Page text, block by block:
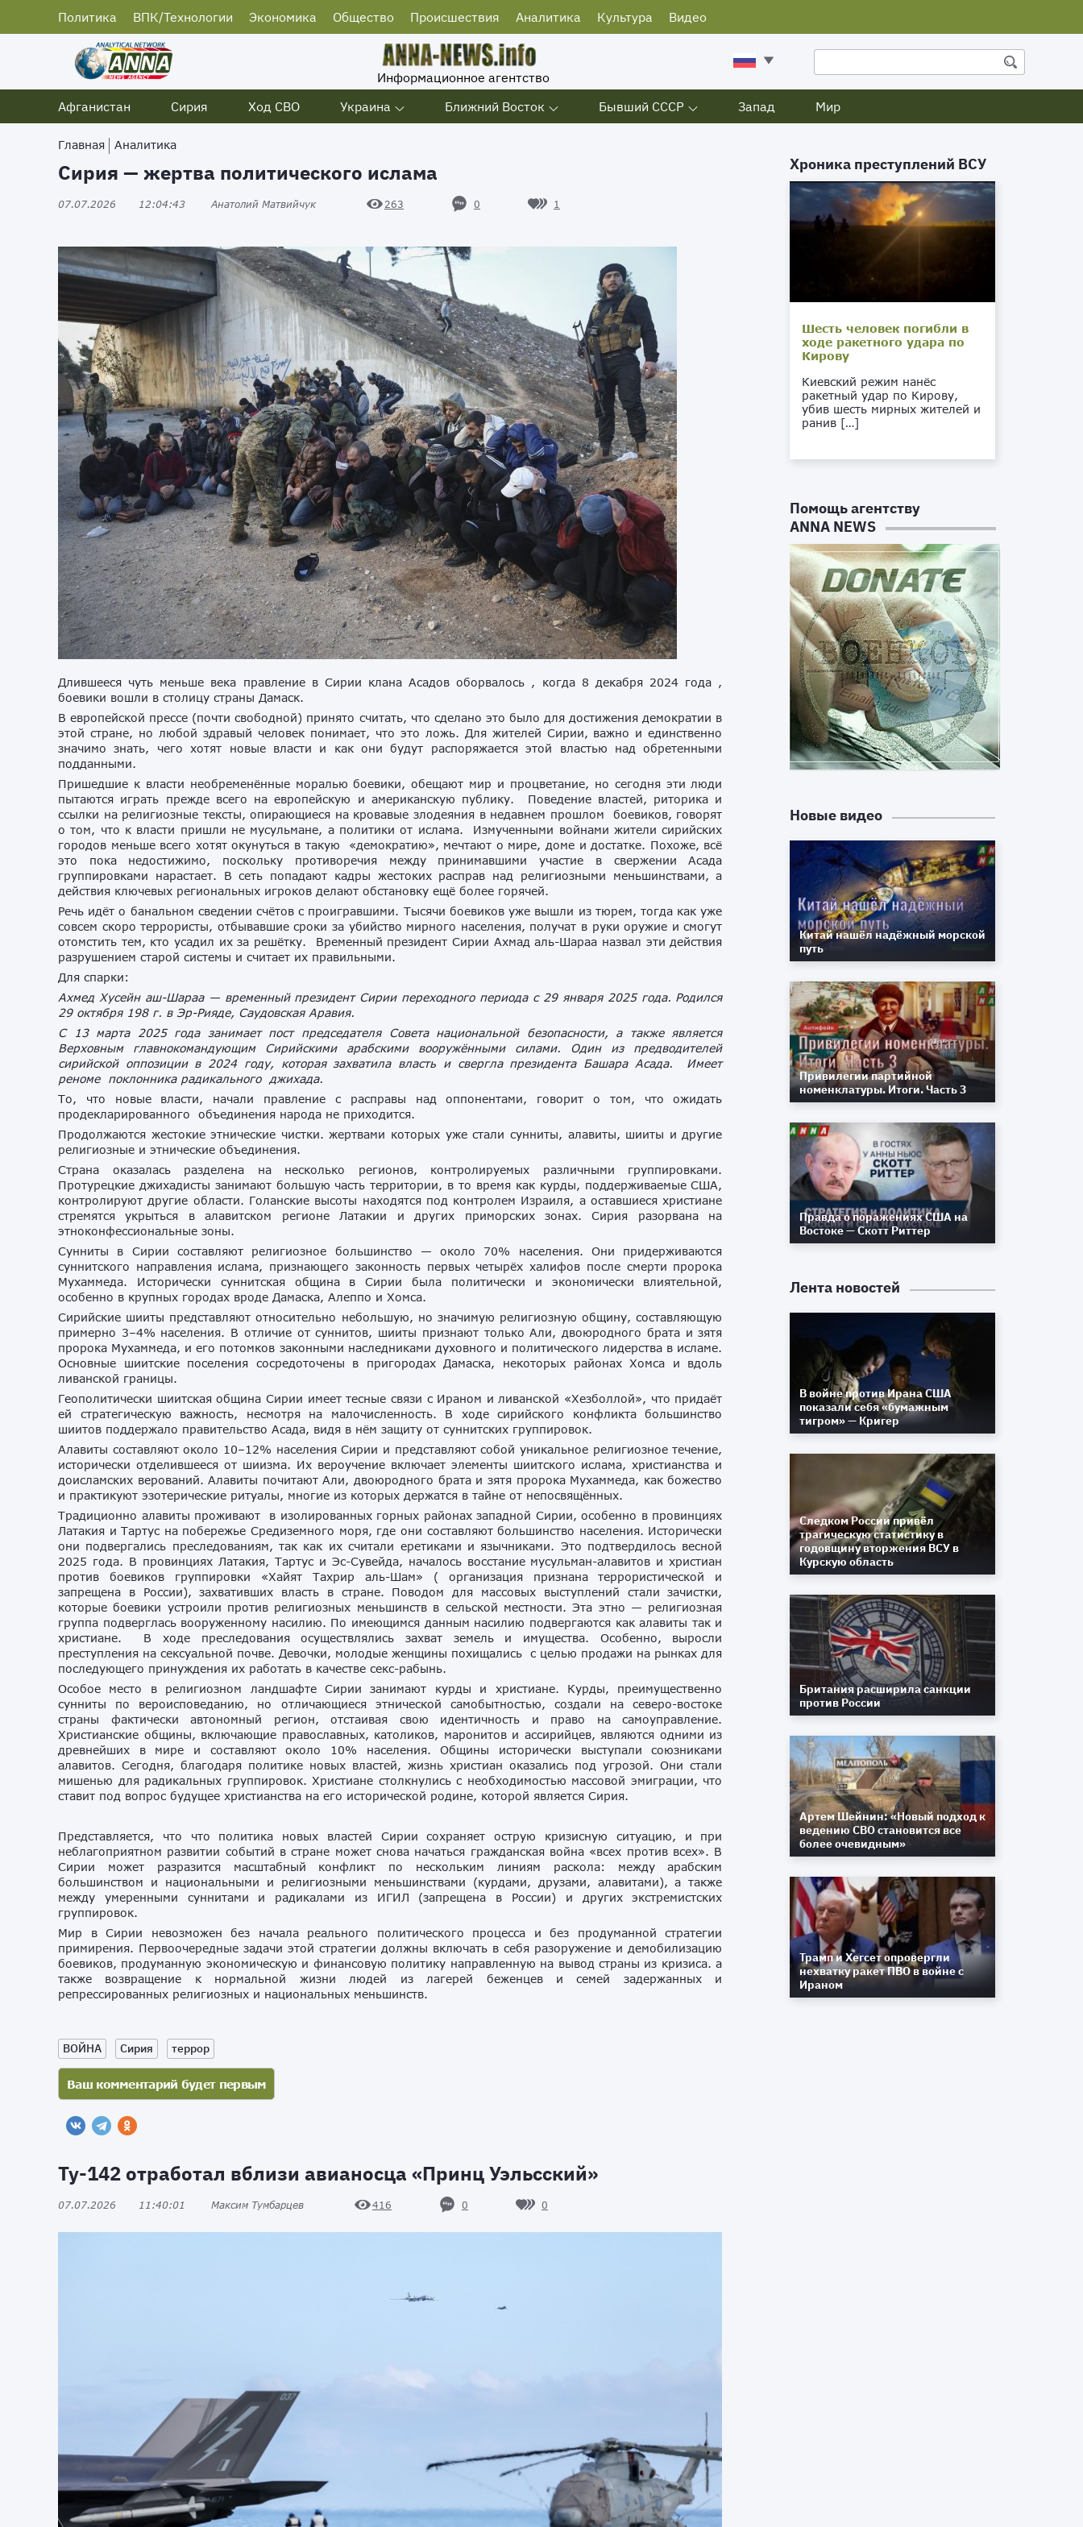
Политика ВПК/Технологии Экономика Общество Происшествия Аналитика Культура Видео
Информационное агентство
Афганистан
Сирия Ход СВО Украина Ближний Восток Бывший СССР Запад Мир
Главная Аналитика
Сирия — жертва политического ислама
07.07.2026 12:04:43 Анатолий Матвийчук 263 0 1
Длившееся чуть меньше века правление в Сирии клана Асадов оборвалось , когда 8 декабря 2024 года ,
боевики вошли в столицу страны Дамаск.
В европейской прессе (почти свободной) принято считать, что сделано это было для достижения демократии в
этой стране, но любой здравый человек понимает, что это ложь. Для жителей Сирии, важно и единственно
значимо знать, чего хотят новые власти и как они будут распоряжается этой властью над обретенными
подданными.
Пришедшие к власти необременённые моралью боевики, обещают мир и процветание, но сегодня эти люди
пытаются играть прежде всего на европейскую и американскую публику. Поведение властей, риторика и
ссылки на религиозные тексты, опирающиеся на кровавые злодеяния в недавнем прошлом боевиков, говорят
о том, что к власти пришли не мусульмане, а политики от ислама. Измученными войнами жители сирийских
городов меньше всего хотят окунуться в такую «демократию», мечтают о мире, доме и достатке. Похоже, всё
это пока недостижимо, поскольку противоречия между принимавшими участие в свержении Асада
группировками нарастает. В сеть попадают кадры жестоких расправ над религиозными меньшинствами, а
действия ключевых региональных игроков делают обстановку ещё более горячей.
Речь идёт о банальном сведении счётов с проигравшими. Тысячи боевиков уже вышли из тюрем, тогда как уже
совсем скоро террористы, отбывавшие сроки за убийство мирного населения, получат в руки оружие и смогут
отомстить тем, кто усадил их за решётку. Временный президент Сирии Ахмад аль-Шараа назвал эти действия
разрушением старой системы и считает их правильными.
Для спарки:
Ахмед Хусейн аш-Шараа — временный президент Сирии переходного периода с 29 января 2025 года. Родился
29 октября 198 г. в Эр-Рияде, Саудовская Аравия.
С 13 марта 2025 года занимает пост председателя Совета национальной безопасности, а также является
Верховным главнокомандующим Сирийскими арабскими вооружёнными силами. Один из предводителей
сирийской оппозиции в 2024 году, которая захватила власть и свергла президента Башара Асада. Имеет
реноме поклонника радикального джихада.
То, что новые власти, начали правление с расправы над оппонентами, говорит о том, что ожидать
продекларированного объединения народа не приходится.
Продолжаются жестокие этнические чистки. жертвами которых уже стали сунниты, алавиты, шииты и другие
религиозные и этнические объединения.
Страна оказалась разделена на несколько регионов, контролируемых различными группировками.
Протурецкие джихадисты занимают большую часть территории, в то время как курды, поддерживаемые США,
контролируют другие области. Голанские высоты находятся под контролем Израиля, а оставшиеся христиане
стремятся укрыться в алавитском регионе Латакии и других приморских зонах. Сирия разорвана на
этноконфессиональные зоны.
Сунниты в Сирии составляют религиозное большинство — около 70% населения. Они придерживаются
суннитского направления ислама, признающего законность первых четырёх халифов после смерти пророка
Мухаммеда. Исторически суннитская община в Сирии была политически и экономически влиятельной,
особенно в крупных городах вроде Дамаска, Алеппо и Хомса.
Сирийские шииты представляют относительно небольшую, но значимую религиозную общину, составляющую
примерно 3–4% населения. В отличие от суннитов, шииты признают только Али, двоюродного брата и зятя
пророка Мухаммеда, и его потомков законными наследниками духовного и политического лидерства в исламе.
Основные шиитские поселения сосредоточены в пригородах Дамаска, некоторых районах Хомса и вдоль
ливанской границы.
Геополитически шиитская община Сирии имеет тесные связи с Ираном и ливанской «Хезболлой», что придаёт
ей стратегическую важность, несмотря на малочисленность. В ходе сирийского конфликта большинство
шиитов поддержало правительство Асада, видя в нём защиту от суннитских группировок.
Алавиты составляют около 10–12% населения Сирии и представляют собой уникальное религиозное течение,
исторически отделившееся от шиизма. Их вероучение включает элементы шиитского ислама, христианства и
доисламских верований. Алавиты почитают Али, двоюродного брата и зятя пророка Мухаммеда, как божество
и практикуют эзотерические ритуалы, многие из которых держатся в тайне от непосвящённых.
Традиционно алавиты проживают в изолированных горных районах западной Сирии, особенно в провинциях
Латакия и Тартус на побережье Средиземного моря, где они составляют большинство населения. Исторически
они подвергались преследованиям, так как их считали еретиками и язычниками. Это подтвердилось весной
2025 года. В провинциях Латакия, Тартус и Эс-Сувейда, началось восстание мусульман-алавитов и христиан
против боевиков группировки «Хайят Тахрир аль-Шам» ( организация признана террористической и
запрещена в России), захвативших власть в стране. Поводом для массовых выступлений стали зачистки,
которые боевики устроили против религиозных меньшинств в сельской местности. Эта этно — религиозная
группа подверглась вооруженному насилию. По имеющимся данным насилию подвергаются как алавиты так и
христиане. В ходе преследования осуществлялись захват земель и имущества. Особенно, выросли
преступления на сексуальной почве. Девочки, молодые женщины похищались с целью продажи на рынках для
последующего принуждения их работать в качестве секс-рабынь.
Особое место в религиозном ландшафте Сирии занимают курды и христиане. Курды, преимущественно
сунниты по вероисповеданию, но отличающиеся этнической самобытностью, создали на северо-востоке
страны фактически автономный регион, отстаивая свою идентичность и право на самоуправление.
Христианские общины, включающие православных, католиков, маронитов и ассирийцев, являются одними из
древнейших в мире и составляют около 10% населения. Общины исторически выступали союзниками
алавитов. Сегодня, благодаря политике новых властей, жизнь христиан оказались под угрозой. Они стали
мишенью для радикальных группировок. Христиане столкнулись с необходимостью массовой эмиграции, что
ставит под вопрос будущее христианства на его исторической родине, которой является Сирия.
Представляется, что что политика новых властей Сирии сохраняет острую кризисную ситуацию, и при
неблагоприятном развитии событий в стране может снова начаться гражданская война «всех против всех». В
Сирии может разразится масштабный конфликт по нескольким линиям раскола: между арабским
большинством и национальными и религиозными меньшинствами (курдами, друзами, алавитами), а также
между умеренными суннитами и радикалами из ИГИЛ (запрещена в России) и других экстремистских
группировок.
Мир в Сирии невозможен без начала реального политического процесса и без продуманной стратегии
примирения. Первоочередные задачи этой стратегии должны включать в себя разоружение и демобилизацию
боевиков, продуманную экономическую и финансовую политику направленную на вывод страны из кризиса. а
также возвращение к нормальной жизни людей из лагерей беженцев и семей задержанных и
репрессированных религиозных и национальных меньшинств.
ВОЙНА Сирия террор
Ту-142 отработал вблизи авианосца «Принц Уэльсский»
07.07.2026 11:40:01 Максим Тумбарцев 416 0 0
Хроника преступлений ВСУ
Шесть человек погибли в
ходе ракетного удара по
Кирову
Киевский режим нанёс
ракетный удар по Кирову,
убив шесть мирных жителей и
ранив […]
Помощь агентству
ANNA NEWS
Новые видео
Китай нашёл надёжный морской
путь
Привилегии партийной
номенклатуры. Итоги. Часть 3
Правда о поражениях США на
Востоке — Скотт Риттер
Лента новостей
В войне против Ирана США
показали себя «бумажным
тигром» — Кригер
Следком России привёл
трагическую статистику в
годовщину вторжения ВСУ в
Курскую область
Британия расширила санкции
против России
Артем Шейнин: «Новый подход к
ведению СВО становится все
более очевидным»
Трамп и Хегсет опровергли
нехватку ракет ПВО в войне с
Ираном